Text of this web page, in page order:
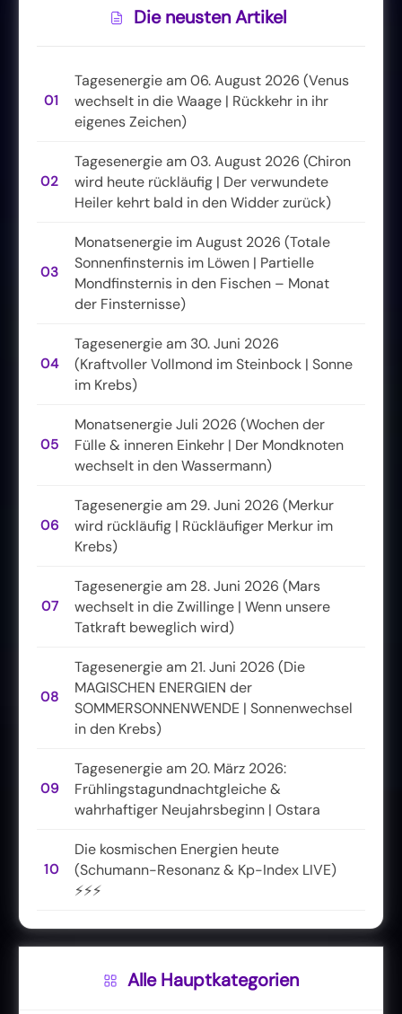
Die neusten Artikel
01
Tagesenergie am 06. August 2026 (Venus
wechselt in die Waage | Rückkehr in ihr
eigenes Zeichen)
02
Tagesenergie am 03. August 2026 (Chiron
wird heute rückläufig | Der verwundete
Heiler kehrt bald in den Widder zurück)
03
Monatsenergie im August 2026 (Totale
Sonnenfinsternis im Löwen | Partielle
Mondfinsternis in den Fischen – Monat
der Finsternisse)
04
Tagesenergie am 30. Juni 2026
(Kraftvoller Vollmond im Steinbock | Sonne
im Krebs)
05
Monatsenergie Juli 2026 (Wochen der
Fülle & inneren Einkehr | Der Mondknoten
wechselt in den Wassermann)
06
Tagesenergie am 29. Juni 2026 (Merkur
wird rückläufig | Rückläufiger Merkur im
Krebs)
07
Tagesenergie am 28. Juni 2026 (Mars
wechselt in die Zwillinge | Wenn unsere
Tatkraft beweglich wird)
08
Tagesenergie am 21. Juni 2026 (Die
MAGISCHEN ENERGIEN der
SOMMERSONNENWENDE | Sonnenwechsel
in den Krebs)
09
Tagesenergie am 20. März 2026:
Frühlingstagundnachtgleiche &
wahrhaftiger Neujahrsbeginn | Ostara
10
Die kosmischen Energien heute
(Schumann-Resonanz & Kp-Index LIVE)
⚡⚡⚡
Alle Hauptkategorien